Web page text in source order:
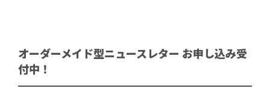
オーダーメイド型ニュースレター お申し込み受
付中！